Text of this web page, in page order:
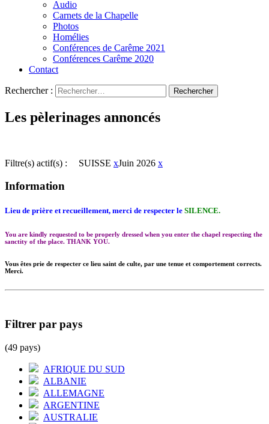
Audio
Carnets de la Chapelle
Photos
Homélies
Conférences de Carême 2021
Conférences Carême 2020
Contact
Rechercher :
Les pèlerinages annoncés
Filtre(s) actif(s) : SUISSE xJuin 2026 x
Information
Lieu de prière et recueillement, merci de respecter le SILENCE.
You are kindly requested to be properly dressed when you enter the chapel respecting the
sanctity of the place. THANK YOU.
Vous êtes prie de respecter ce lieu saint de culte, par une tenue et comportement corrects.
Merci.
Filtrer par pays
(49 pays)
AFRIQUE DU SUD
ALBANIE
ALLEMAGNE
ARGENTINE
AUSTRALIE